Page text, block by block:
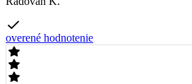
overené hodnotenie